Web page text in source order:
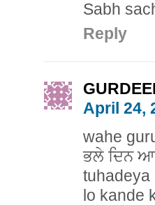
Sabh
Reply
April 24,
wahe
ਭਲੇ ਦਿਨ
tuhadeya
lo kande